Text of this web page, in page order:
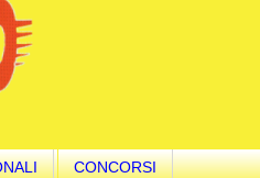
CONCORSI